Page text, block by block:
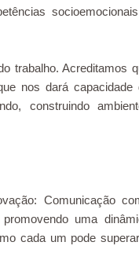
trabalho. Acreditamos
nos dará capacidade
construindo
Comunicação
uma
cada um pode